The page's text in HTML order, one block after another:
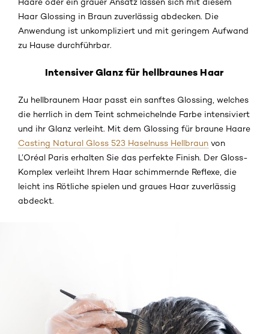
Haar Glossing in Braun zuverlässig abdecken. Die
Anwendung ist unkompliziert und mit geringem Aufwand
zu Hause durchführbar.
Intensiver Glanz für hellbraunes Haar
Zu hellbraunem Haar passt ein sanftes Glossing, welches
die herrlich in dem Teint schmeichelnde Farbe intensiviert
und ihr Glanz verleiht. Mit dem Glossing für braune Haare
Casting Natural Gloss 523 Haselnuss Hellbraun von
L’Oréal Paris erhalten Sie das perfekte Finish. Der Gloss-
Komplex verleiht Ihrem Haar schimmernde Reflexe, die
leicht ins Rötliche spielen und graues Haar zuverlässig
abdeckt.